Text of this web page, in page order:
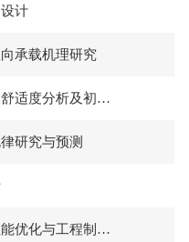
计
承载机理研究
住宅建筑的大宽厅和长悬挑楼板舒适度分析及初步应用
研究与预测
基于掺杂粗骨料的预拌混凝土性能优化与工程制备研究